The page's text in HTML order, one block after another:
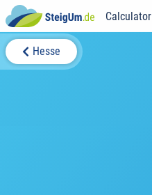
Calculator
Hesse